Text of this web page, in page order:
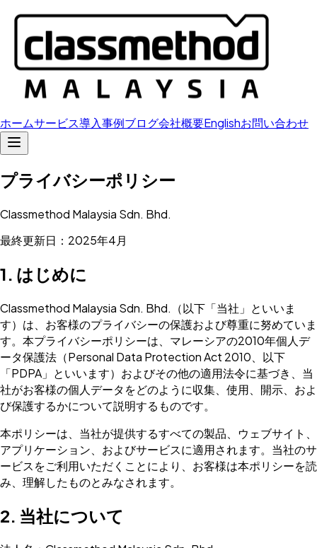
ホームサービス導入事例ブログ会社概要Englishお問い合わせ
プライバシーポリシー
Classmethod Malaysia Sdn. Bhd.
最終更新日：2025年4月
1. はじめに
Classmethod Malaysia Sdn. Bhd.（以下「当社」といいま
す）は、お客様のプライバシーの保護および尊重に努めていま
す。本プライバシーポリシーは、マレーシアの2010年個人デ
ータ保護法（Personal Data Protection Act 2010、以下
「PDPA」といいます）およびその他の適用法令に基づき、当
社がお客様の個人データをどのように収集、使用、開示、およ
び保護するかについて説明するものです。
本ポリシーは、当社が提供するすべての製品、ウェブサイト、
アプリケーション、およびサービスに適用されます。当社のサ
ービスをご利用いただくことにより、お客様は本ポリシーを読
み、理解したものとみなされます。
2. 当社について